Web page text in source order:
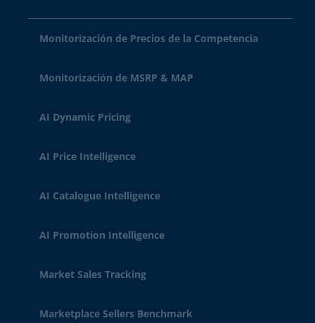
Monitorización de Precios de la Competencia
Monitorización de MSRP & MAP
AI Dynamic Pricing
AI Price Intelligence
AI Catalogue Intelligence
AI Promotion Intelligence
Market Sales Tracking
Marketplace Sellers Benchmark